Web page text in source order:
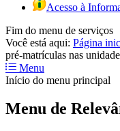
Acesso à
Fim do menu de serviços
Você está aqui: Página
pré-matrículas nas
Menu
Início do menu principal
Menu de